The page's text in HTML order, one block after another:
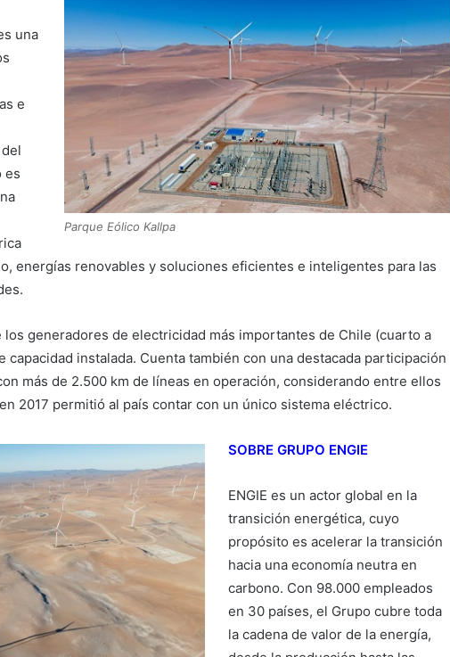
Parque Eólico Kallpa
una
e
es
energías renovables y soluciones eficientes e inteligentes para las
los generadores de electricidad más importantes de Chile (cuarto a
capacidad instalada. Cuenta también con una destacada participación
más de 2.500 km de líneas en operación, considerando entre ellos
2017 permitió al país contar con un único sistema eléctrico.
SOBRE GRUPO ENGIE
ENGIE es un actor global en la
transición energética, cuyo
propósito es acelerar la transición
hacia una economía neutra en
carbono. Con 98.000 empleados
en 30 países, el Grupo cubre toda
la cadena de valor de la energía,